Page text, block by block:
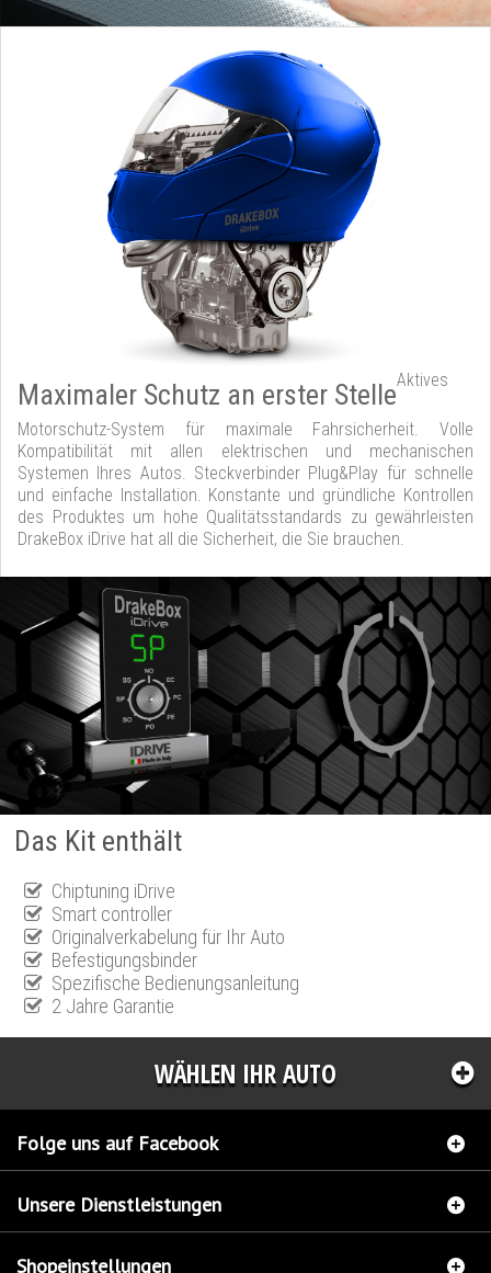
Maximaler Schutz an erster StelleAktives
Motorschutz-System für maximale Fahrsicherheit. Volle
Kompatibilität mit allen elektrischen und mechanischen
Systemen Ihres Autos. Steckverbinder Plug&Play für schnelle
und einfache Installation. Konstante und gründliche Kontrollen
des Produktes um hohe Qualitätsstandards zu gewährleisten
DrakeBox iDrive hat all die Sicherheit, die Sie brauchen.
Das Kit enthält
Chiptuning iDrive
Smart controller
Originalverkabelung für Ihr Auto
Befestigungsbinder
Spezifische Bedienungsanleitung
2 Jahre Garantie
WÄHLEN IHR AUTO
Folge uns auf Facebook
Unsere Dienstleistungen
Shopeinstellungen